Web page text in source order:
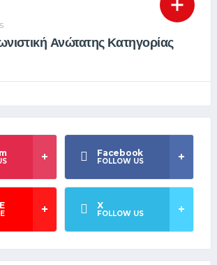
Ανώτατης Κατηγορίας
Facebook
FOLLOW US
X
FOLLOW US